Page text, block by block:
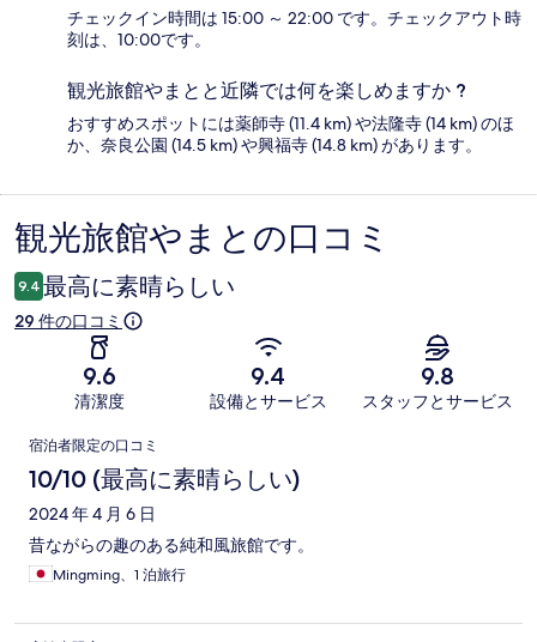
チェックイン時間は 15:00 ～ 22:00 です。チェックアウト時
刻は、10:00です。
観光旅館やまとと近隣では何を楽しめますか ?
おすすめスポットには薬師寺 (11.4 km) や法隆寺 (14 km) のほ
か、奈良公園 (14.5 km) や興福寺 (14.8 km) があります。
口
コ
ミ
観光旅館やまとの口コミ
9.4 最高に素晴らしい
29 件の口コミ
9.6
清潔度
9.4
設備とサービス
9.8
スタッフとサービス
口
コ
ミ
宿泊者限定の口コミ
10/10 (最高に素晴らしい)
2024 年 4 月 6 日
昔ながらの趣のある純和風旅館です。
Mingming、1 泊旅行